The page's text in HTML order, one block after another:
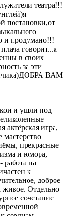
театра!!!
постановки,от
и продумано!!!
говорит...а
в своих
за эти
ВАМ
и ушли под
актёрская игра,
мастерство
прекрасные
и юмора,
работа на
к
доброе
живое. Отдельно
сочетание